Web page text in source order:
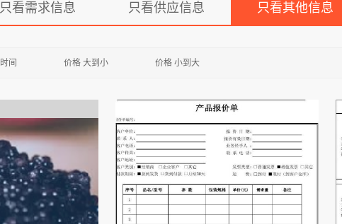
只看需求信息 只看供应信息 只看其他信息
时间 价格 大到小 价格 小到大